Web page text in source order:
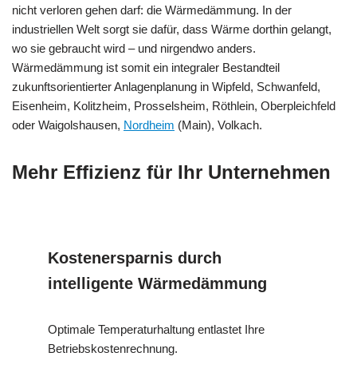
nicht verloren gehen darf: die Wärmedämmung. In der
industriellen Welt sorgt sie dafür, dass Wärme dorthin gelangt,
wo sie gebraucht wird – und nirgendwo anders.
Wärmedämmung ist somit ein integraler Bestandteil
zukunftsorientierter Anlagenplanung in Wipfeld, Schwanfeld,
Eisenheim, Kolitzheim, Prosselsheim, Röthlein, Oberpleichfeld
oder Waigolshausen, Nordheim (Main), Volkach.
Mehr Effizienz für Ihr Unternehmen
Kostenersparnis durch
intelligente Wärmedämmung
Optimale Temperaturhaltung entlastet Ihre
Betriebskostenrechnung.